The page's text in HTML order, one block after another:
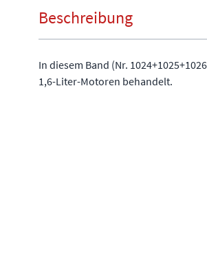
Beschreibung
In diesem Band (Nr.
1,6-Liter-Motoren behandelt.